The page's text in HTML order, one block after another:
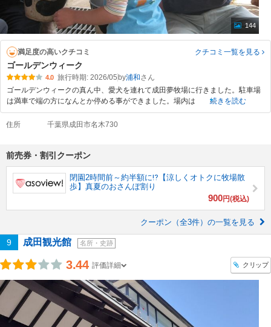
144
満足度の高いクチコミ クチコミ一覧を見る
ゴールデンウィーク
4.0 旅行時期: 2026/05 by浦和
ゴールデンウィークの真ん中、愛犬を連れて成田夢牧場に行きました。駐車場
は満車で端の方になんとか停める事ができました。場内は
続きを読む
住所 千葉県成田市名木730
前売券・割引クーポン
閉園2時間前～約半額に⁉【涼しくオトクに牧場散
歩】真夏のおさんぽ割り
900円(税込)
クーポン（全3件）の一覧を見る
9 成田観光館 名所・史跡
3.44 評価詳細 クリップ